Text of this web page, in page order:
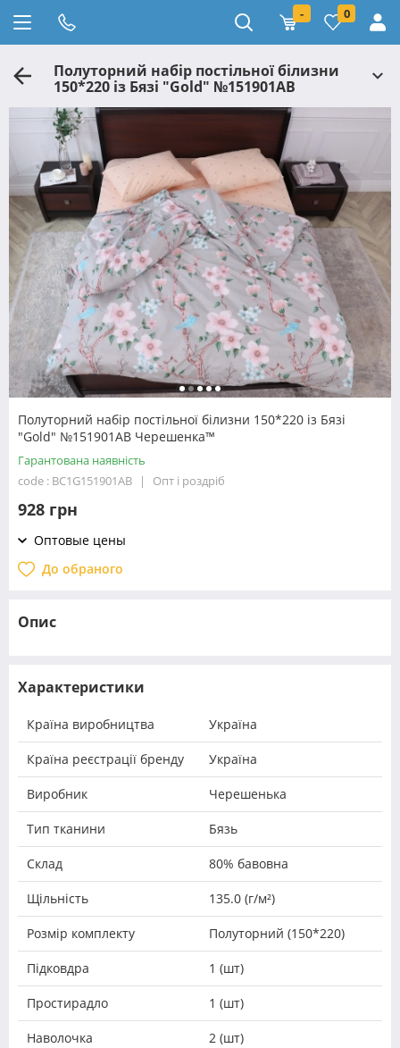
- 0
Полуторний набір постільної білизни
150*220 із Бязі "Gold" №151901AB
Черешенка™
Полуторний набір постільної білизни 150*220 із Бязі
"Gold" №151901AB Черешенка™
Гарантована наявність
code : BC1G151901AB
Опт і роздріб
928 грн
Оптовые цены
До обраного
Опис
Характеристики
Країна виробництва Україна
Країна реєстрації бренду Україна
Виробник Черешенька
Тип тканини Бязь
Склад 80% бавовна
Щільність 135.0 (г/м²)
Розмір комплекту Полуторний (150*220)
Підковдра 1 (шт)
Простирадло 1 (шт)
Наволочка 2 (шт)